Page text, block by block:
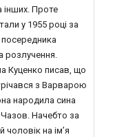
інших. Проте
у 1955 році за
посередника
Куценко писав, що
з Варварою
народила сина
Начебто за
на ім’я